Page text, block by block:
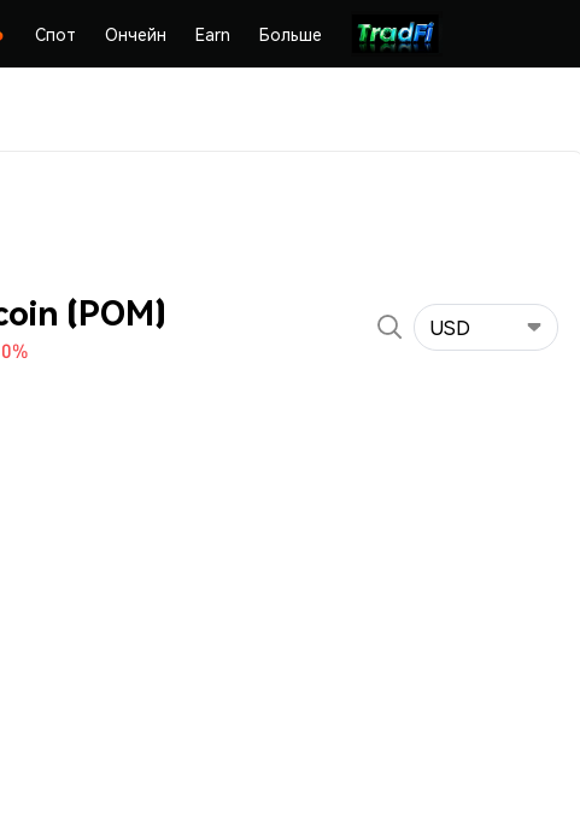
Спот Ончейн Earn Больше
(POM) USD